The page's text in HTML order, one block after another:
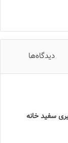
دیدگاه‌ها
سفید خانه